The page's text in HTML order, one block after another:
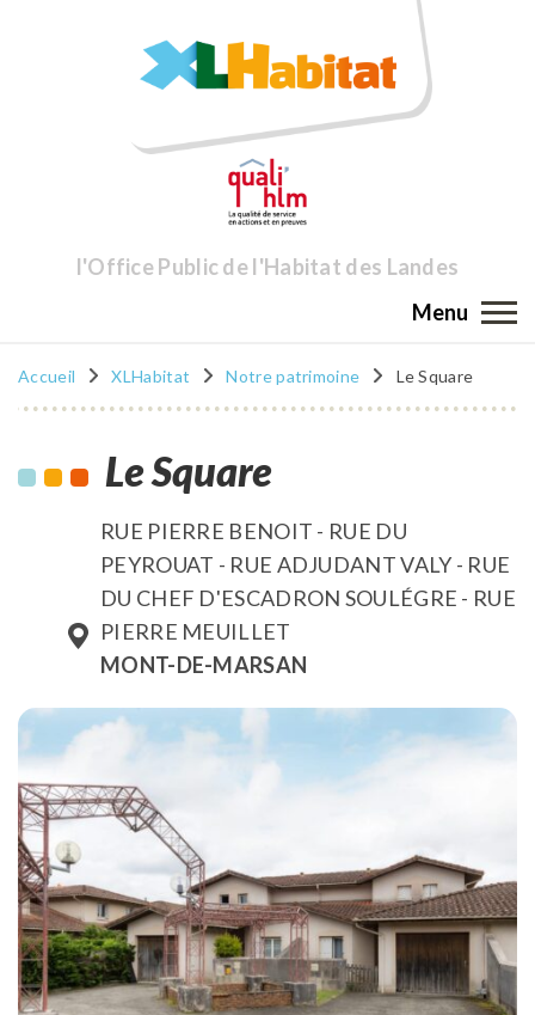
l'Office Public de l'Habitat des Landes
Menu
Accueil XLHabitat Notre patrimoine Le Square
Le Square
RUE PIERRE BENOIT - RUE DU
PEYROUAT - RUE ADJUDANT VALY - RUE
DU CHEF D'ESCADRON SOULÉGRE - RUE
PIERRE MEUILLET
MONT-DE-MARSAN